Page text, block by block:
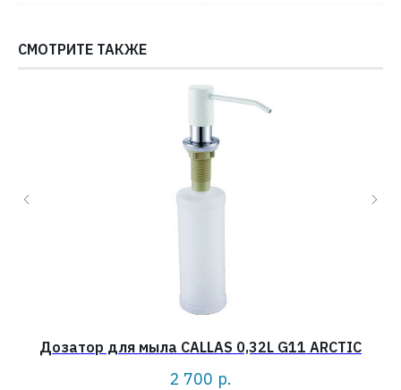
СМОТРИТЕ ТАКЖЕ
Дозатор для мыла CALLAS 0,32L G11 ARCTIC
2 700 р.